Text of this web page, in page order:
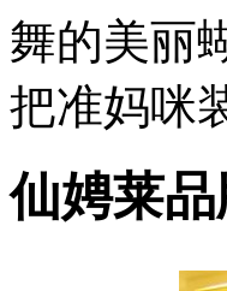
舞的美丽
把准妈咪
仙娉莱